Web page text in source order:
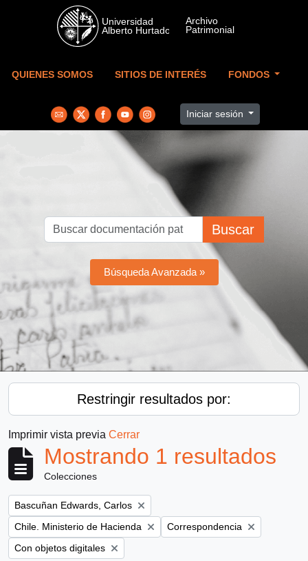
Skip to main content
QUIENES SOMOS SITIOS DE INTERÉS FONDOS
Iniciar sesión
Buscar
Búsqueda Avanzada »
Restringir resultados por:
Imprimir vista previa Cerrar
Mostrando 1 resultados
Colecciones
Remove filter:
Bascuñan Edwards, Carlos
Remove filter:
Chile. Ministerio de Hacienda Remove filter:
Correspondencia
Remove filter:
Con objetos digitales